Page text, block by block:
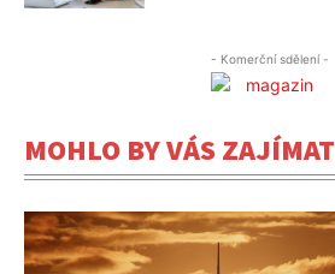
- Komerční sdělení -
MOHLO BY VÁS ZAJÍMAT